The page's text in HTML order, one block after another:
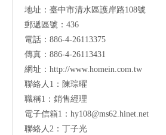
地址：臺中市清水區護岸路108號
郵遞區號：436
電話：886-4-26113375
傳真：886-4-26113431
網址： http://www.homein.com.tw
聯絡人1：陳琮曜
職稱1：銷售經理
電子信箱1： hy108@ms62.hinet.net
聯絡人2：丁子光